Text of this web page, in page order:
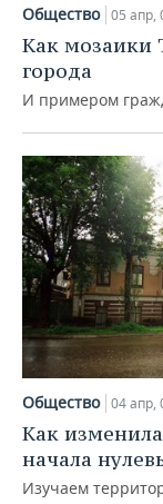
Общество 05 апр,
Как мозаики
города
И примером
Общество 04 апр,
Как
начала
Изучаем